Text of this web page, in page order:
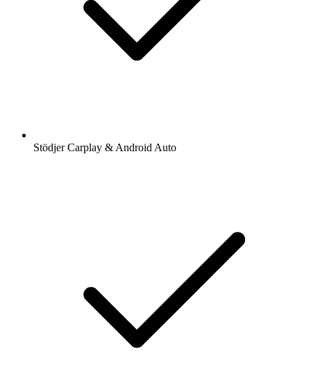
Stödjer Carplay & Android Auto